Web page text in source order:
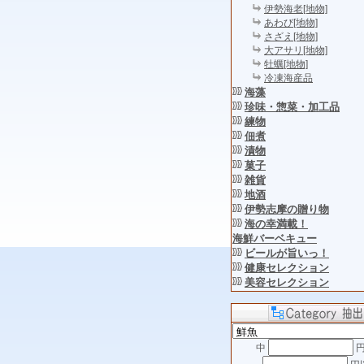
伊勢海老[地物]
あわび[地物]
さざえ[地物]
大アサリ[地物]
牡蠣[地物]
冷凍海産品
海藻
珍味・惣菜・加工品
練物
佃煮
漬物
菓子
雑貨
地酒
伊勢志摩の贈り物
海の幸満載！
海鮮バーベキュー
ビールが旨いっ！
健康セレクション
美容セレクション
中